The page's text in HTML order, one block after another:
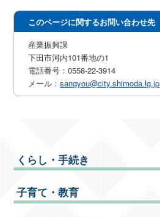
このページに関するお問い合わせ先
産業振興課
下田市河内101番地の1
電話番号：0558-22-3914
メール：sangyou@city.shimoda.lg.jp
くらし・手続き
子育て・教育